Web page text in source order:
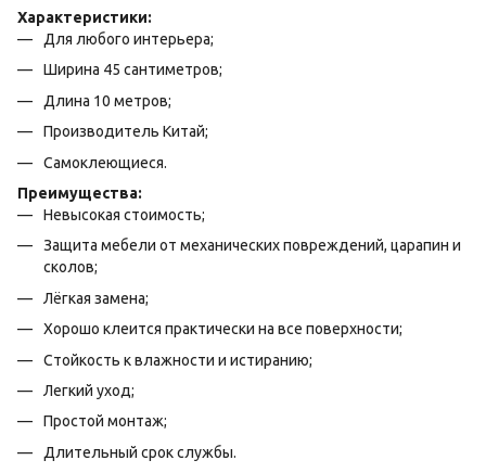
Характеристики:
Для любого интерьера;
Ширина 45 сантиметров;
Длина 10 метров;
Производитель Китай;
Самоклеющиеся.
Преимущества:
Невысокая стоимость;
Защита мебели от механических повреждений, царапин и
сколов;
Лёгкая замена;
Хорошо клеится практически на все поверхности;
Стойкость к влажности и истиранию;
Легкий уход;
Простой монтаж;
Длительный срок службы.